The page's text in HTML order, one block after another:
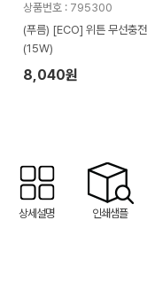
상품번호 : 795300
(푸름) [ECO] 위튼 무선충
(15W)
8,040원
상세설명 인쇄샘플